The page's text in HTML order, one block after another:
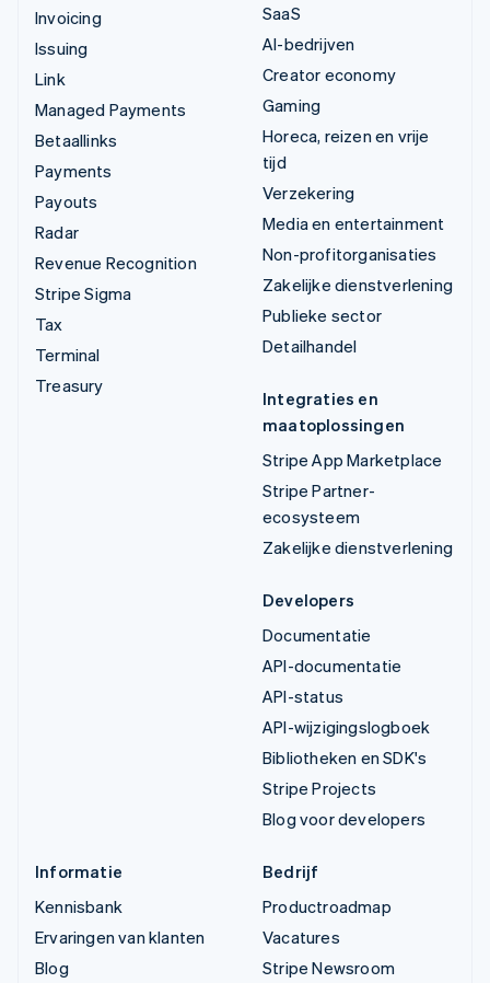
Invoicing
Issuing
Link
Managed Payments
Betaallinks
Payments
Payouts
Radar
Revenue Recognition
Stripe Sigma
Tax
Terminal
Treasury
SaaS
AI-bedrijven
Creator economy
Gaming
Horeca, reizen en vrije
tijd
Verzekering
Media en entertainment
Non-profitorganisaties
Zakelijke dienstverlening
Publieke sector
Detailhandel
Integraties en
maatoplossingen
Stripe App Marketplace
Stripe Partner-
ecosysteem
Zakelijke dienstverlening
Developers
Documentatie
API-documentatie
API-status
API-wijzigingslogboek
Bibliotheken en SDK's
Stripe Projects
Blog voor developers
Informatie
Kennisbank
Ervaringen van klanten
Blog
Bedrijf
Productroadmap
Vacatures
Stripe Newsroom